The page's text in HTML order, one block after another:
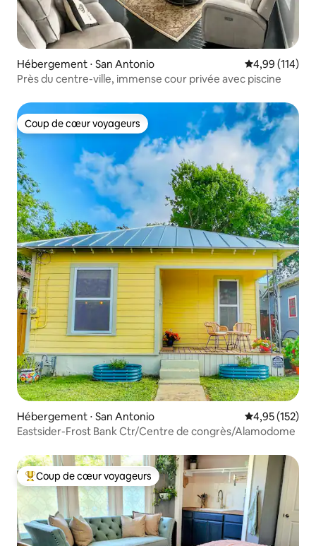
Hébergement ⋅ San Antonio Évaluation
4,99 (114)
Près du centre-ville, immense cour privée avec piscine
Coup de cœur voyageurs
Coup de cœur voyageurs
Hébergement ⋅ San Antonio Évaluation
4,95 (152)
Eastsider-Frost Bank Ctr/Centre de congrès/Alamodome
Coups de cœur voyageurs les plus appréciés
Coup de cœur voyageurs